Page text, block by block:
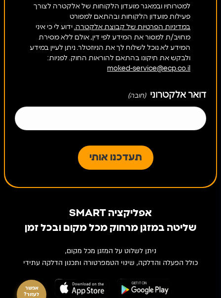
אלדור מערכות מיזוג אויר
בעמ
הסוללים 9, בת ים
054-6881150
ברוך
אלון הררי שירותי מיזוג אויר
דרך השדות 62, בית יצחק שער חפר, בית יצחק
אלסקה קור נווט
למטרותיו ובמאגר מועדון הלקוחות של אלקטרה לצורך
פעילות מועדון הלקוחות ובהתאם למפורט
במדיניות הפרטיות של קבוצת אלקטרה. ידוע לי כי איני
מחויב/ת למסור את המידע לפי דין, אולם ללא מסירת
המידע לא נוכל לשלוח לך את הניוזטלר. ניתן לעיין במידע
ולבקש את תיקונו בהתאם להוראות החוק. לפניות:
moked-service@ecp.co.il
דואר אלקטרוני (חובה)
אפליקציה SMART
שליטה במזגן מרחוק מכל מקום ובכל זמן
ניתן לשלוט על המזגן מכל מקום,
כולל הפעלה והדלקה, שינוי הטמפרטורה ותכנון הדלקה עתידי
אפשר
לעזור?